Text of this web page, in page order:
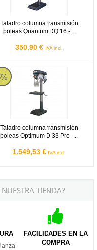
Taladro columna transmisión
poleas Quantum DQ 16 -...
350,90 € IVA incl.
Taladro columna transmisión
poleas Optimum D 33 Pro -...
1.549,53 € IVA incl.
D 33 Pro
TIENDA?
FACILIDADES EN LA
COMPRA